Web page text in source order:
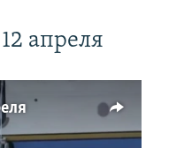
апреля